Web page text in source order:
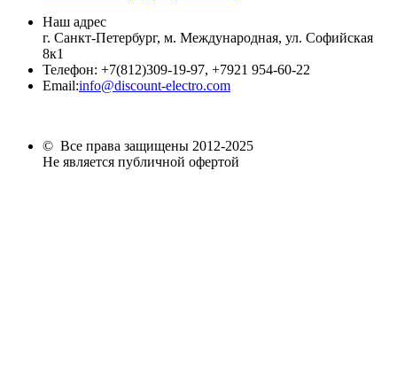
Наш адрес
г. Санкт-Петербург, м. Международная, ул. Софийская
8к1
Телефон: +7(812)309-19-97, +7921 954-60-22
Email:info@discount-electro.com
© Все права защищены 2012-2025
Не является публичной офертой